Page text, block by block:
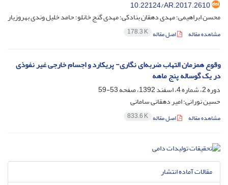
10.22124/AR.2017.2610
محسن ابراهیمی؛ مهدی دهقان بنادکی؛ مهدی گنج خانلو؛ حامد خلیل وندی بهروزیار
مشاهده مقاله اصل مقاله 178.3 K
وقوع همزمان التهاب ضربه‌ای نگاری- پریکارد و اجسام خارجی غیر نفوذی
در یک گوساله پنج ماهه
دوره 2، شماره 4، اسفند 1392، صفحه
53-59
حسین نورانی؛ امیر دهقانی سامانی
مشاهده مقاله اصل مقاله 833.6 K
مقالات آماده انتشار